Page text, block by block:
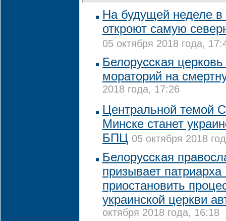
На будущей неделе в
откроют самую
05 октября 2018 года,
Белорусская
мораторий на
2018 года, 17:26
Центральной темой
Минске станет
БПЦ 05 октября 2018
Белорусская
призывает
приостановить
украинской церкви
октября 2018 года, 16:18